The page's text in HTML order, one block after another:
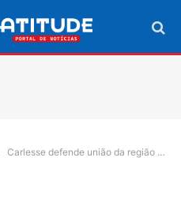
Carlesse defende união da região sul pela TO-500 e outros projetos estruturantes